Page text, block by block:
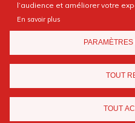
l’audience et améliorer votre
En savoir plus
TOUT
TOUT
Agence web